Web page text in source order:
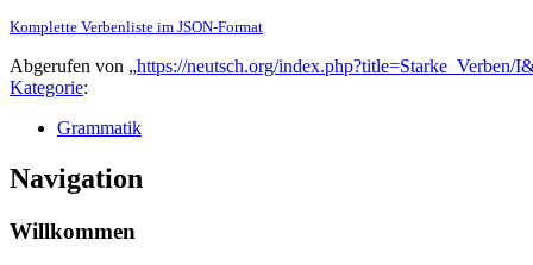
Komplette Verbenliste im JSON-Format
Abgerufen von „https://neutsch.org/index.php?title=Starke_Verben/
Kategorie:
Grammatik
Navigation
Willkommen